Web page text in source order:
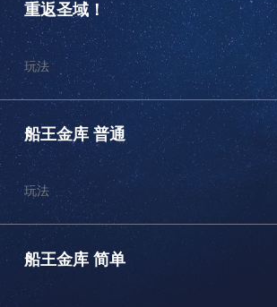
重返圣域！
玩法
船王金库 普通
玩法
船王金库 简单